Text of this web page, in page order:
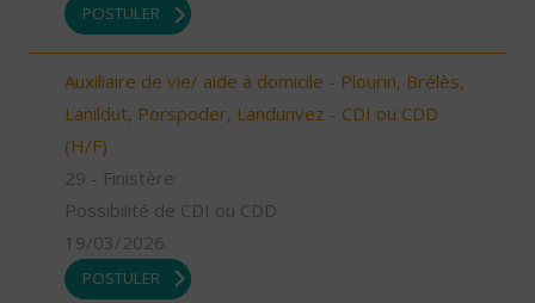
POSTULER
Auxiliaire de vie/ aide à domicile - Plourin, Brélès,
Lanildut, Porspoder, Landunvez - CDI ou CDD
(H/F)
29 - Finistère
Possibilité de CDI ou CDD
19/03/2026
POSTULER